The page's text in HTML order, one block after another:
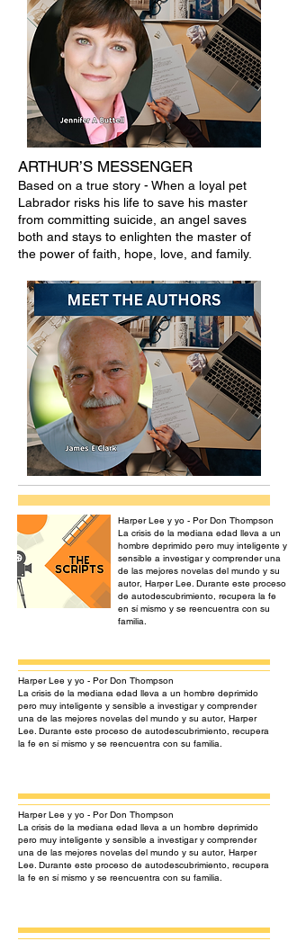
ARTHUR’S MESSENGER
Based on a true story - When a loyal pet
Labrador risks his life to save his master
from committing suicide, an angel saves
both and stays to enlighten the master of
the power of faith, hope, love, and family.
Harper Lee y yo - Por Don Thompson
La crisis de la mediana edad lleva a un
hombre deprimido pero muy inteligente y
sensible a investigar y comprender una
de las mejores novelas del mundo y su
autor, Harper Lee. Durante este proceso
de autodescubrimiento, recupera la fe
en sí mismo y se reencuentra con su
familia.
Harper Lee y yo - Por Don Thompson
La crisis de la mediana edad lleva a un hombre deprimido
pero muy inteligente y sensible a investigar y comprender
una de las mejores novelas del mundo y su autor, Harper
Lee. Durante este proceso de autodescubrimiento, recupera
la fe en sí mismo y se reencuentra con su familia.
Harper Lee y yo - Por Don Thompson
La crisis de la mediana edad lleva a un hombre deprimido
pero muy inteligente y sensible a investigar y comprender
una de las mejores novelas del mundo y su autor, Harper
Lee. Durante este proceso de autodescubrimiento, recupera
la fe en sí mismo y se reencuentra con su familia.